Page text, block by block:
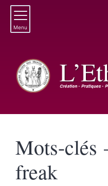
Menu
Mots-clés
freak